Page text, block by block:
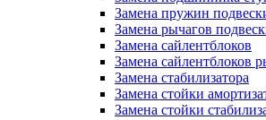
Замена пружин
Замена рычагов
Замена сайлентблоков
Замена сайлентблоков
Замена стабилизатора
Замена стойки
Замена стойки